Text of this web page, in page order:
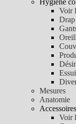
Hygiène
Voir
Mesures
Anatomie
Accessoires
Voir